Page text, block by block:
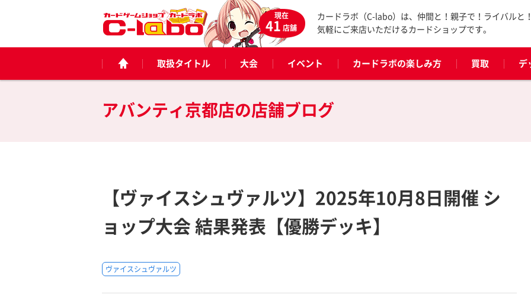
現在
41店舗
カードラボ（C-labo）は、仲間と！親子で！ライバルと
気軽にご来店いただけるカードショップです。
取扱タイトル 大会 イベント カードラボの楽しみ方 買取 デ
アバンティ京都店の店舗ブログ
【ヴァイスシュヴァルツ】2025年10月8日開催 シ
ョップ大会 結果発表【優勝デッキ】
ヴァイスシュヴァルツ